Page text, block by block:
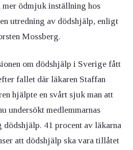
mer ödmjuk inställning hos
utredning av dödshjälp, enligt
Mossberg.
om dödshjälp i Sverige fått
fallet där läkaren Staffan
hjälpte en svårt sjuk man att
undersökt medlemmarnas
41 procent av läkarna
att dödshjälp ska vara tillåtet